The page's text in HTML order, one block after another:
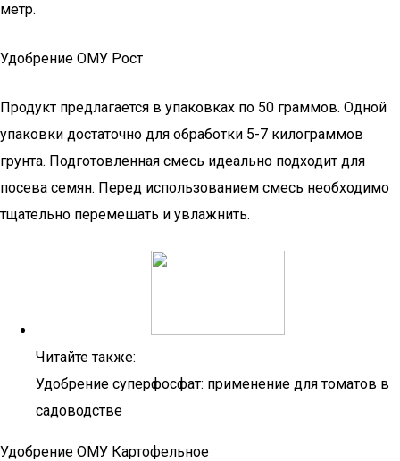
метр.
Удобрение ОМУ Рост
Продукт предлагается в упаковках по 50 граммов. Одной
упаковки достаточно для обработки 5-7 килограммов
грунта. Подготовленная смесь идеально подходит для
посева семян. Перед использованием смесь необходимо
тщательно перемешать и увлажнить.
Читайте также:
Удобрение суперфосфат: применение для томатов в
садоводстве
Удобрение ОМУ Картофельное